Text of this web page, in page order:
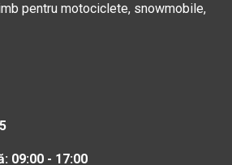
pentru motociclete, snowmobile,
09:00 - 17:00